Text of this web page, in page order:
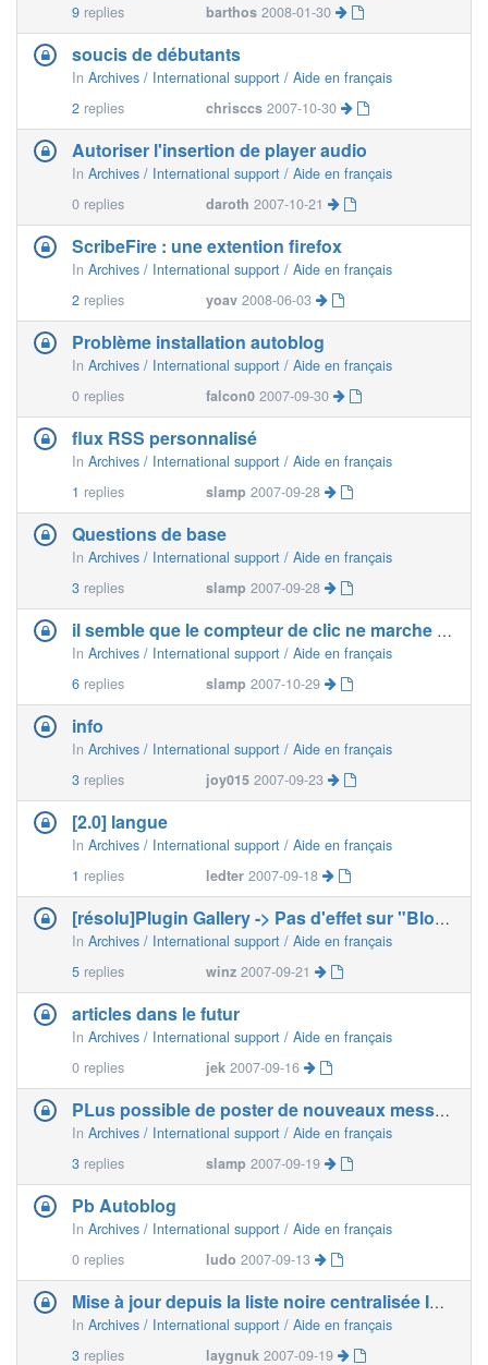
9 replies barthos 2008-01-30
soucis de débutants
In Archives / International support / Aide en français
2 replies chrisccs 2007-10-30
Autoriser l'insertion de player audio
In Archives / International support / Aide en français
0 replies daroth 2007-10-21
ScribeFire : une extention firefox
In Archives / International support / Aide en français
2 replies yoav 2008-06-03
Problème installation autoblog
In Archives / International support / Aide en français
0 replies falcon0 2007-09-30
flux RSS personnalisé
In Archives / International support / Aide en français
1 replies slamp 2007-09-28
Questions de base
In Archives / International support / Aide en français
3 replies slamp 2007-09-28
il semble que le compteur de clic ne marche pas bien
In Archives / International support / Aide en français
6 replies slamp 2007-10-29
info
In Archives / International support / Aide en français
3 replies joy015 2007-09-23
[2.0] langue
In Archives / International support / Aide en français
1 replies ledter 2007-09-18
[résolu]Plugin Gallery -> Pas d'effet sur "Blog All&
In Archives / International support / Aide en français
5 replies winz 2007-09-21
articles dans le futur
In Archives / International support / Aide en français
0 replies jek 2007-09-16
PLus possible de poster de nouveaux messages
In Archives / International support / Aide en français
3 replies slamp 2007-09-19
Pb Autoblog
In Archives / International support / Aide en français
0 replies ludo 2007-09-13
Mise à jour depuis la liste noire centralisée Impossible
In Archives / International support / Aide en français
3 replies laygnuk 2007-09-19